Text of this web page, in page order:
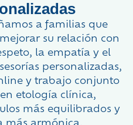
a familias que
su relación con
la empatía y el
personalizadas,
y trabajo conjunto
etología clínica,
más equilibrados y
más armónica.